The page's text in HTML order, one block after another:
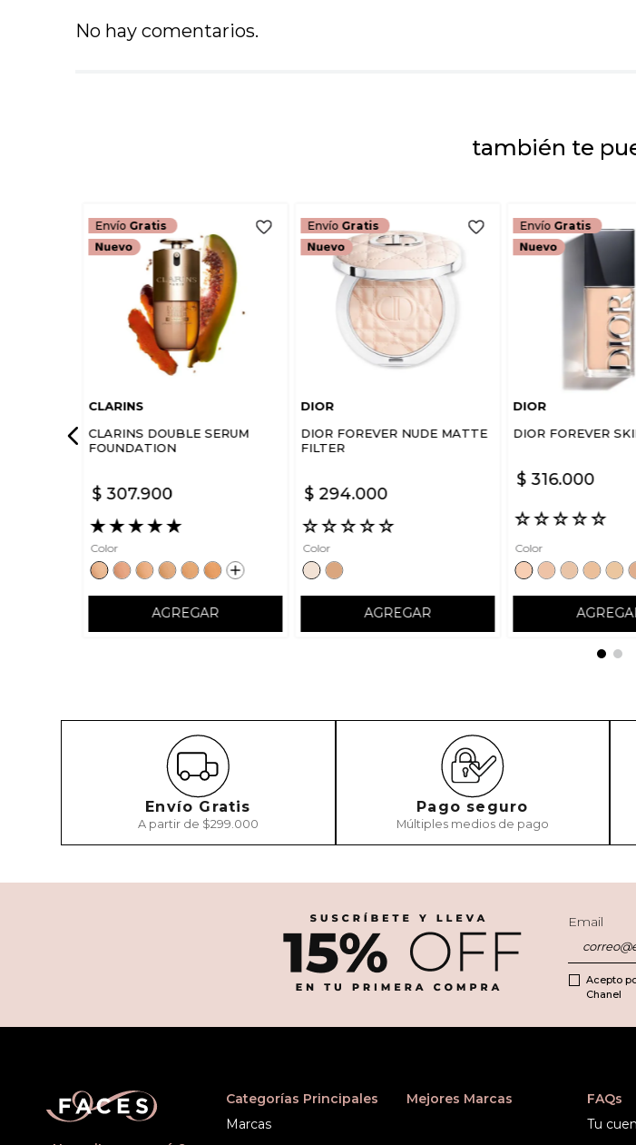
No hay comentarios.
también te
Envío Gratis
CLARINS
CLARINS DOUBLE SERUM
FOUNDATION
$ 307.900
★★★★★
Color
AGREGAR
Envío Gratis
DIOR
DIOR FOREVER NUDE MATTE
FILTER
$ 294.000
☆☆☆☆☆
Color
AGREGAR
Envío Gratis
DIOR
DIOR FOREVER
$ 316.000
☆☆☆☆☆
Color
Envío Gratis
A partir de $299.000
Pago seguro
Múltiples medios de pago
Email
Acepto
Chanel
Categorías Principales
Marcas
Mejores Marcas
FAQs
Tu